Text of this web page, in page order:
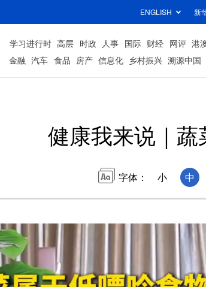
ENGLISH 新
学习进行时 高层 时政 人事 国际 财经 网评 港
金融 汽车 食品 房产 信息化 乡村振兴 溯源中国
健康我来说｜蔬
字体： 小 中